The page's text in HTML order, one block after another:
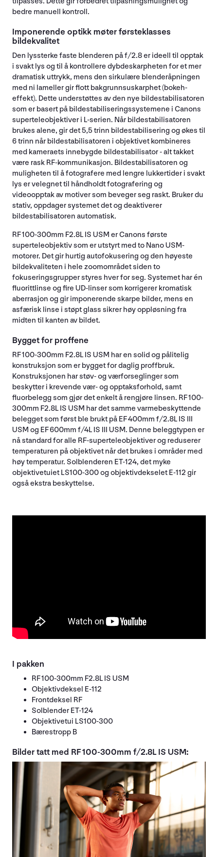
bedre manuell kontroll.
Imponerende optikk møter førsteklasses
bildekvalitet
Den lyssterke faste blenderen på f/2.8 er ideell til opptak
i svakt lys og til å kontrollere dybdeskarpheten for et mer
dramatisk uttrykk, mens den sirkulære blenderåpningen
med ni lameller gir flott bakgrunnsuskarphet (bokeh-
effekt). Dette understøttes av den nye bildestabilisatoren
som er basert på bildestabiliseringssystemene i Canons
superteleobjektiver i L-serien. Når bildestabilisatoren
brukes alene, gir det 5,5 trinn bildestabilisering og økes til
6 trinn når bildestabilisatoren i objektivet kombineres
med kameraets innebygde bildestabilisator - alt takket
være rask RF-kommunikasjon. Bildestabilisatoren og
muligheten til å fotografere med lengre lukkertider i svakt
lys er velegnet til håndholdt fotografering og
videoopptak av motiver som beveger seg raskt. Bruker du
stativ, oppdager systemet det og deaktiverer
bildestabilisatoren automatisk.
RF 100-300mm F2.8L IS USM er Canons første
superteleobjektiv som er utstyrt med to Nano USM-
motorer. Det gir hurtig autofokusering og den høyeste
bildekvaliteten i hele zoomområdet siden to
fokuseringsgrupper styres hver for seg. Systemet har én
fluorittlinse og fire UD-linser som korrigerer kromatisk
aberrasjon og gir imponerende skarpe bilder, mens en
asfærisk linse i støpt glass sikrer høy oppløsning fra
midten til kanten av bildet.
Bygget for proffene
RF 100-300mm F2.8L IS USM har en solid og pålitelig
konstruksjon som er bygget for daglig proffbruk.
Konstruksjonen har støv- og værforseglinger som
beskytter i krevende vær- og opptaksforhold, samt
fluorbelegg som gjør det enkelt å rengjøre linsen. RF 100-
300mm F2.8L IS USM har det samme varmebeskyttende
belegget som først ble brukt på EF 400mm f/2.8L IS III
USM og EF 600mm f/4L IS III USM. Denne beleggtypen er
nå standard for alle RF-superteleobjektiver og reduserer
temperaturen på objektivet når det brukes i områder med
høy temperatur. Solblenderen ET-124, det myke
objektivetuiet LS100-300 og objektivdekselet E-112 gir
også ekstra beskyttelse.
I pakken
RF 100-300mm F2.8L IS USM
Objektivdeksel E-112
Frontdeksel RF
Solblender ET-124
Objektivetui LS100-300
Bærestropp B
Bilder tatt med RF 100-300mm f/2.8L IS USM: